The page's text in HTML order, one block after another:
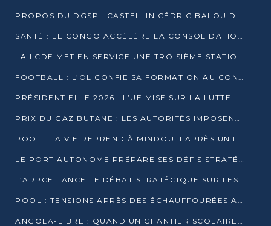
PROPOS DU DGSP : CASTELLIN CÉDRIC BALOU DÉNONCE DES PROPOS INTIMIDANTS
SANTÉ : LE CONGO ACCÉLÈRE LA CONSOLIDATION DE L’OFFRE DE SOINS
LA LCDE MET EN SERVICE UNE TROISIÈME STATION D’EAU POTABLE À MFILOU
FOOTBALL : L’OL CONFIE SA FORMATION AU CONGOLAIS CHRISTIAN BASSILA
PRÉSIDENTIELLE 2026 : L’UE MISE SUR LA LUTTE CONTRE LA DÉSINFORMATION
PRIX DU GAZ BUTANE : LES AUTORITÉS IMPOSENT LE RESPECT DES PRIX RÉGLEMENTÉS
POOL : LA VIE REPREND À MINDOULI APRÈS UN INCIDENT ARMÉ SUR LA RN1
LE PORT AUTONOME PRÉPARE SES DÉFIS STRATÉGIQUES DE 2026
L’ARPCE LANCE LE DÉBAT STRATÉGIQUE SUR LES DONNÉES, L’IA ET LA FINANCE NUMÉRIQUE AU CONGO
POOL : TENSIONS APRÈS DES ÉCHAUFFOURÉES ARMÉES ENTRE DGSP ET EX-MILICIENS NINJA
ANGOLA-LIBRE : QUAND UN CHANTIER SCOLAIRE DEVIENT LE MIROIR D’UN CONGO EN MOUVEMENT